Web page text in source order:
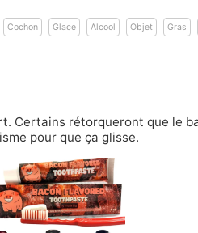
Cochon Glace Alcool Objet Gras
Certains rétorqueront que le
pour que ça glisse.